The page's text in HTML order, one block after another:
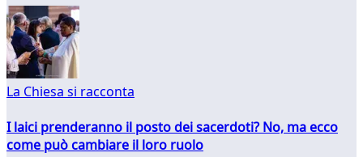
La Chiesa si racconta
I laici prenderanno il posto dei sacerdoti? No, ma ecco
come può cambiare il loro ruolo